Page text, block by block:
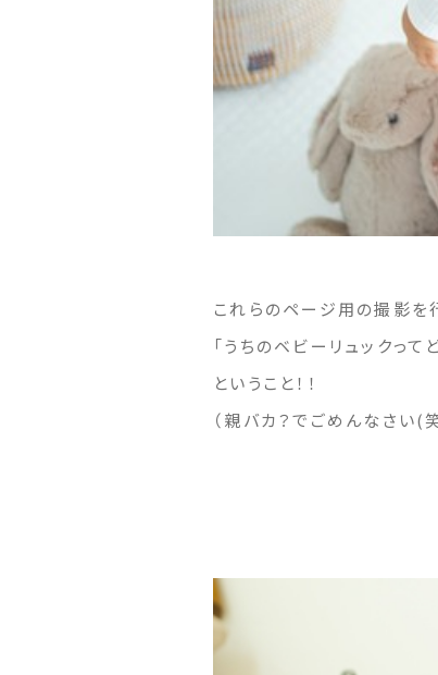
これらのページ用の撮影を
「うちのベビーリュックっ
ということ！！
（親バカ？でごめんなさい(